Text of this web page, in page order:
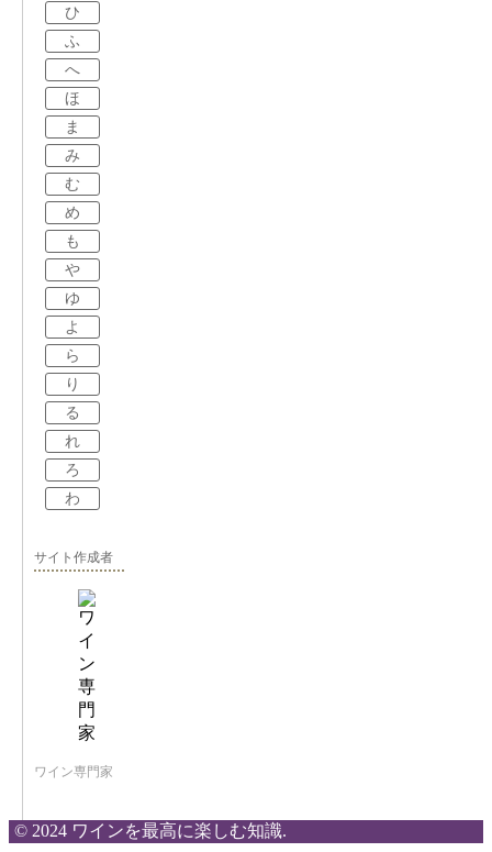
ひ
ふ
へ
ほ
ま
み
む
め
も
や
ゆ
よ
ら
り
る
れ
ろ
わ
サイト作成者
ワイン専門家
© 2024 ワインを最高に楽しむ知識.